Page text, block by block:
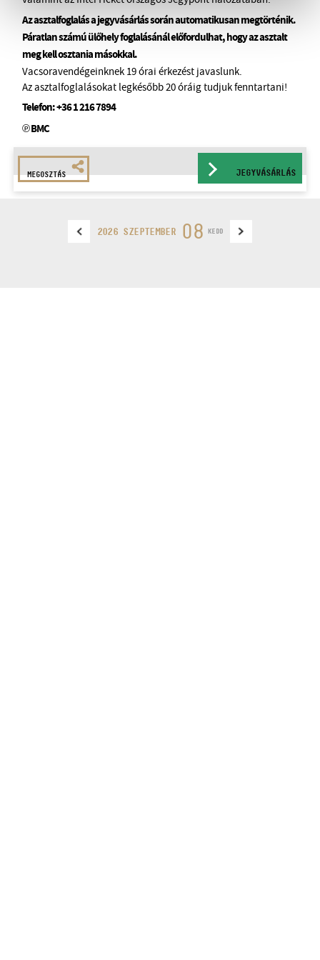
Az asztalfoglalás a jegyvásárlás során automatikusan megtörténik.
Páratlan számú ülőhely foglalásánál előfordulhat, hogy az asztalt
meg kell osztania másokkal.
Vacsoravendégeinknek 19 órai érkezést javaslunk.
Az asztalfoglalásokat legkésőbb 20 óráig tudjuk fenntartani!
Telefon:+36 1 216 7894
℗ BMC
MEGOSZTÁS JEGYVÁSÁRLÁS
2026 SZEPTEMBER 08 KEDD